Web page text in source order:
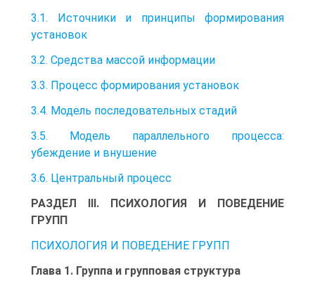
3.1. Источники и принципы формирования
установок
3.2. Средства массой информации
3.3. Процесс формирования установок
3.4. Модель последовательных стадий
3.5. Модель параллельного процесса:
убеждение и внушение
3.6. Центральный процесс
РАЗДЕЛ III. ПСИХОЛОГИЯ И ПОВЕДЕНИЕ
ГРУПП
ПСИХОЛОГИЯ И ПОВЕДЕНИЕ ГРУПП
Глава 1. Группа и групповая структура